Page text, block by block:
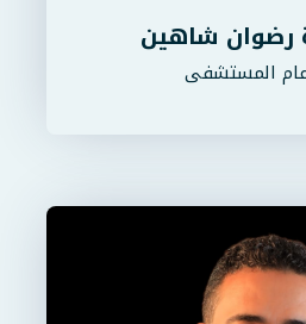
رضوان شاهين
المستشفى